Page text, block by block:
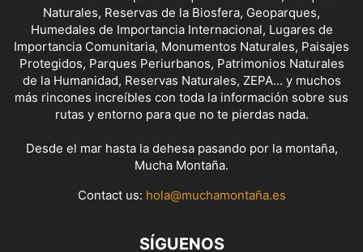
Naturales, Reservas de la Biosfera, Geoparques,
Humedales de Importancia Internacional, Lugares de
Importancia Comunitaria, Monumentos Naturales, Paisajes
Protegidos, Parques Periurbanos, Patrimonios Naturales
de la Humanidad, Reservas Naturales, ZEPA... y muchos
más rincones increíbles con toda la información sobre sus
rutas y entorno para que no te pierdas nada.
Desde el mar hasta la dehesa pasando por la montaña,
Mucha Montaña.
Contact us: hola@muchamontaña.es
SÍGUENOS